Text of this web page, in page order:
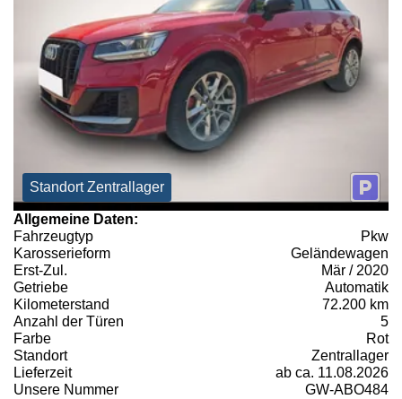
Standort Zentrallager
Allgemeine Daten:
Fahrzeugtyp
Pkw
Karosserieform
Geländewagen
Erst-Zul.
Mär / 2020
Getriebe
Automatik
Kilometerstand
72.200 km
Anzahl der Türen
5
Farbe
Rot
Standort
Zentrallager
Lieferzeit
ab ca. 11.08.2026
Unsere Nummer
GW-ABO484